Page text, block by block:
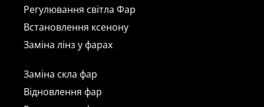
Регулювання світла Фар
Встановлення ксенону
Заміна лінз у фарах
Заміна скла фар
Відновлення фар